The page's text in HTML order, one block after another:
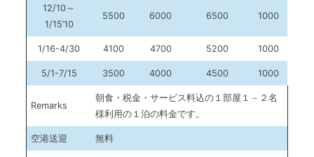
12/10～
1/15’10
5500 6000 6500 1000
1/16-4/30 4100 4700 5200 1000
5/1-7/15 3500 4000 4500 1000
Remarks
朝食・税金・サービス料込の１部屋１－２名
様利用の１泊の料金です。
空港送迎 無料